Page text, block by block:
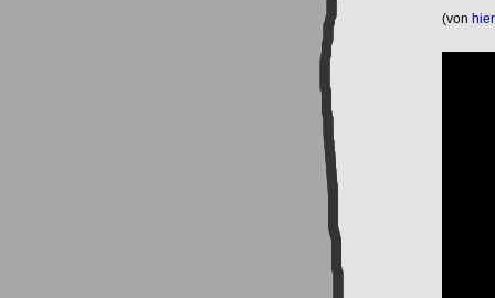
(von hier